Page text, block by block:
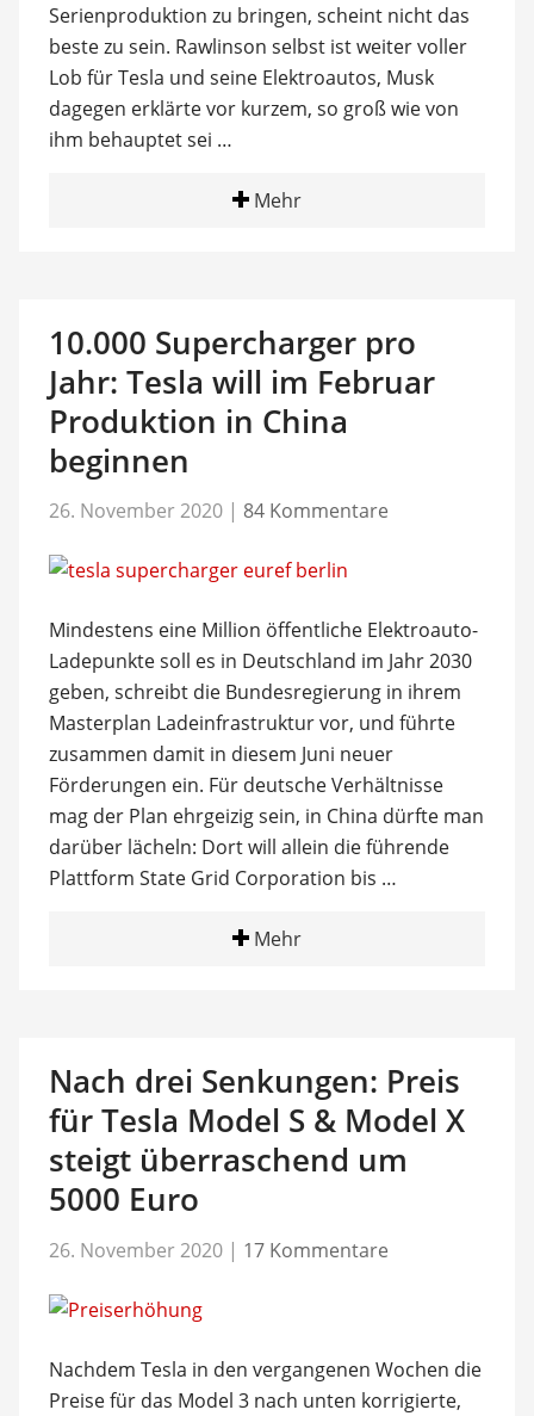
Serienproduktion zu bringen, scheint nicht das
beste zu sein. Rawlinson selbst ist weiter voller
Lob für Tesla und seine Elektroautos, Musk
dagegen erklärte vor kurzem, so groß wie von
ihm behauptet sei …
Mehr
10.000 Supercharger pro
Jahr: Tesla will im Februar
Produktion in China
beginnen
26. November 2020 | 84 Kommentare
Mindestens eine Million öffentliche Elektroauto-
Ladepunkte soll es in Deutschland im Jahr 2030
geben, schreibt die Bundesregierung in ihrem
Masterplan Ladeinfrastruktur vor, und führte
zusammen damit in diesem Juni neuer
Förderungen ein. Für deutsche Verhältnisse
mag der Plan ehrgeizig sein, in China dürfte man
darüber lächeln: Dort will allein die führende
Plattform State Grid Corporation bis …
Mehr
Nach drei Senkungen: Preis
für Tesla Model S & Model X
steigt überraschend um
5000 Euro
26. November 2020 | 17 Kommentare
Nachdem Tesla in den vergangenen Wochen die
Preise für das Model 3 nach unten korrigierte,